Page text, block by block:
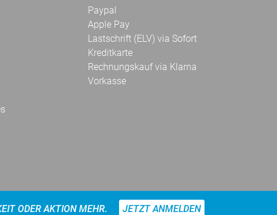
Paypal
Apple Pay
Lastschrift (ELV) via Sofort
Kreditkarte
Rechnungskauf via Klarna
Vorkasse
ODER AKTION MEHR. JETZT ANMELDEN